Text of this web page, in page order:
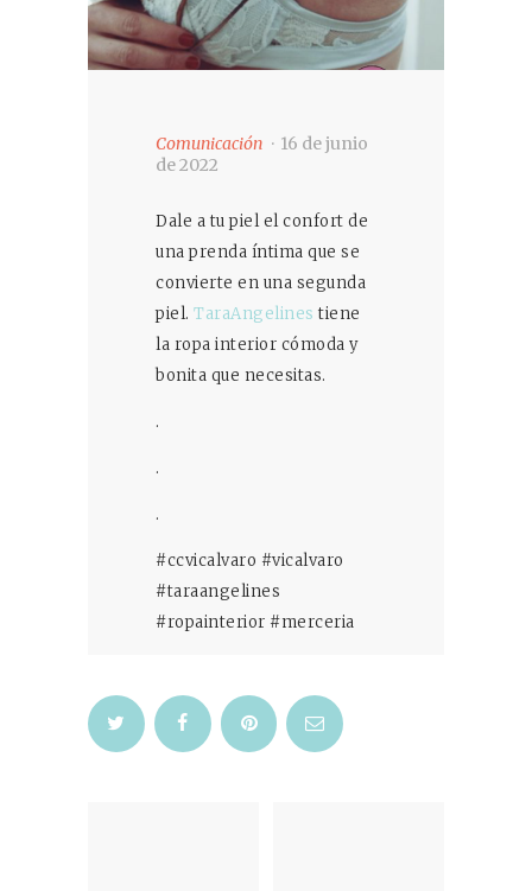
Comunicación
16 de junio
de 2022
Dale a tu piel el confort de
una prenda íntima que se
convierte en una segunda
piel.TaraAngelines tiene
la ropa interior cómoda y
bonita que necesitas.
.
.
.
#ccvicalvaro #vicalvaro
#taraangelines
#ropainterior #merceria